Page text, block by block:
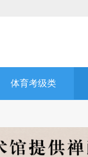
体育考级类